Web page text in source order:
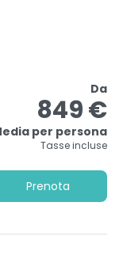
Da
849 €
per persona
Tasse incluse
Prenota